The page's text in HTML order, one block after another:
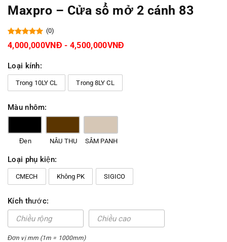
Maxpro – Cửa sổ mở 2 cánh 83
(0)
4,000,000VNĐ - 4,500,000VNĐ
Loại kính:
Trong 10LY CL Trong 8LY CL
Màu nhôm:
Đen NÂU THU SÂM PANH
Loại phụ kiện:
CMECH Không PK SIGICO
Kích thước:
Đơn vị mm (1m = 1000mm)